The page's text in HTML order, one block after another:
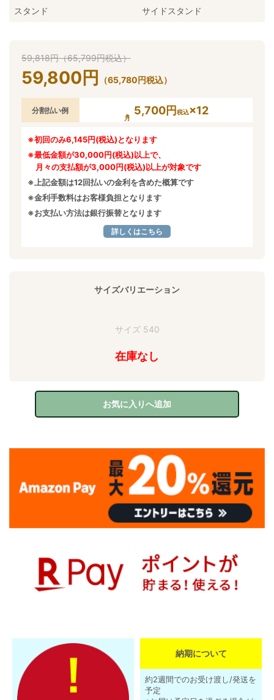
スタンド サイドスタンド
59,818円（65,799円税込）
59,800 円 （65,780円税込）
分割払い例 5,700円 税込×12
※初回のみ6,145円(税込)となります
※最低金額が30,000円(税込)以上で、
月々の支払額が3,000円(税込)以上が対象です
※上記金額は12回払いの金利を含めた概算です
※金利手数料はお客様負担となります
※お支払い方法は銀行振替となります
詳しくはこちら
サイズバリエーション
サイズ 540
在庫なし
お気に入りへ追加
納期について
約2週間でのお受け渡し/発送を
予定